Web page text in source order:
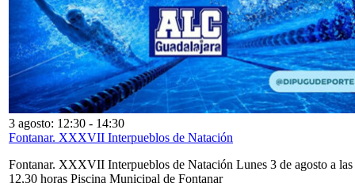
3 agosto: 12:30 - 14:30
Fontanar. XXXVII Interpueblos de Natación
Fontanar. XXXVII Interpueblos de Natación Lunes 3 de agosto a las
12,30 horas Piscina Municipal de Fontanar